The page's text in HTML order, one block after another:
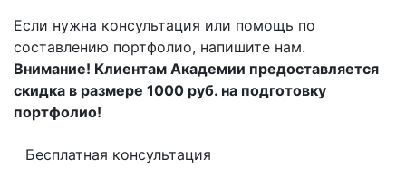
Если нужна консультация или помощь по
составлению портфолио, напишите нам.
Внимание! Клиентам Академии предоставляется
скидка в размере 1000 руб. на подготовку
портфолио!
Бесплатная консультация